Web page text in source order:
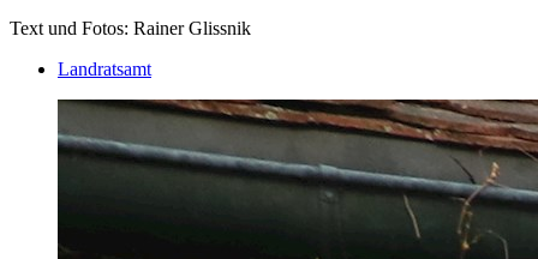
Text und Fotos: Rainer Glissnik
Landratsamt